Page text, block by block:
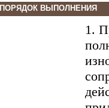
ПОРЯДОК ВЫПОЛНЕНИЯ
1.